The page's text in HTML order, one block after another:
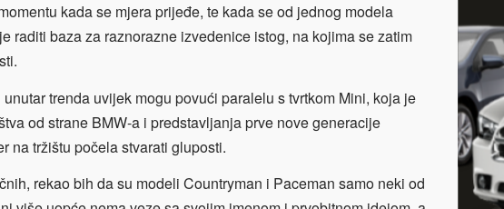
kada se mjera prijeđe, te kada se od jednog modela
raditi baza za raznorazne izvedenice istog, na kojima se zatim
trenda uvijek mogu povući paralelu s tvrtkom Mini, koja je
od strane BMW-a i predstavljanja prve nove generacije
na tržištu počela stvarati gluposti.
rekao bih da su modeli Countryman i Paceman samo neki od